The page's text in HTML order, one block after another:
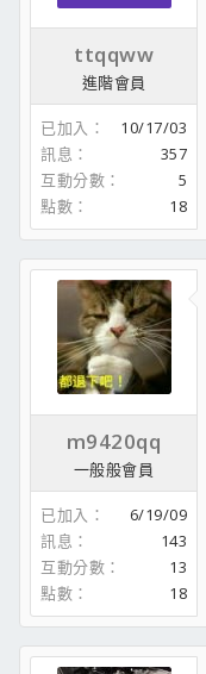
ttqqww
進階會員
已加入
10/17/03
訊息
357
互動分數
5
點數
18
m9420qq
一般般會員
已加入
6/19/09
訊息
143
互動分數
13
點數
18